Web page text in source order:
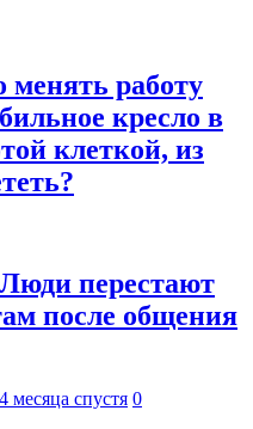
работу
кресло в
клеткой, из
перестают
после общения
4 месяца спустя 0